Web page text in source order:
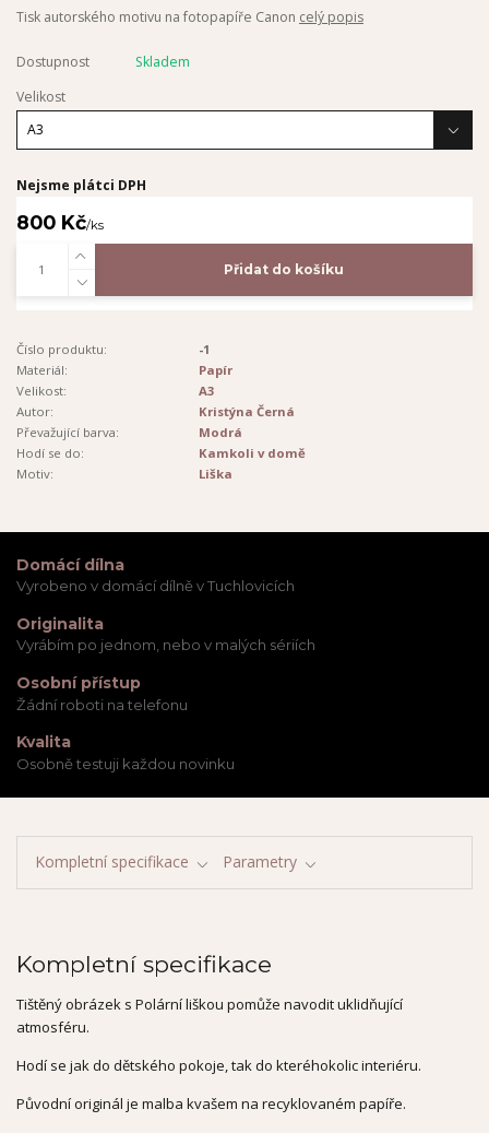
Tisk autorského motivu na fotopapíře Canon celý popis
Dostupnost
Skladem
Velikost
Nejsme plátci DPH
800 Kč/ks
Přidat do košíku
Číslo produktu:
-1
Materiál:
Papír
Velikost:
A3
Autor:
Kristýna Černá
Převažující barva:
Modrá
Hodí se do:
Kamkoli v domě
Motiv:
Liška
Domácí dílna
Vyrobeno v domácí dílně v Tuchlovicích
Originalita
Vyrábím po jednom, nebo v malých sériích
Osobní přístup
Žádní roboti na telefonu
Kvalita
Osobně testuji každou novinku
Kompletní specifikace Parametry
Kompletní specifikace
Tištěný obrázek s Polární liškou pomůže navodit uklidňující
atmosféru.
Hodí se jak do dětského pokoje, tak do kteréhokolic interiéru.
Původní originál je malba kvašem na recyklovaném papíře.